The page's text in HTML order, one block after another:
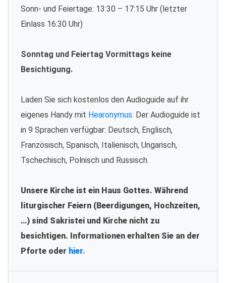
Sonn- und Feiertage: 13:30 – 17:15 Uhr (letzter
Einlass 16:30 Uhr)
Sonntag und Feiertag Vormittags keine
Besichtigung.
Laden Sie sich kostenlos den Audioguide auf ihr
eigenes Handy mit Hearonymus. Der Audioguide ist
in 9 Sprachen verfügbar: Deutsch, Englisch,
Französisch, Spanisch, Italienisch, Ungarisch,
Tschechisch, Polnisch und Russisch.
Unsere Kirche ist ein Haus Gottes. Während
liturgischer Feiern (Beerdigungen, Hochzeiten,
…) sind Sakristei und Kirche nicht zu
besichtigen. Informationen erhalten Sie an der
Pforte oder hier.